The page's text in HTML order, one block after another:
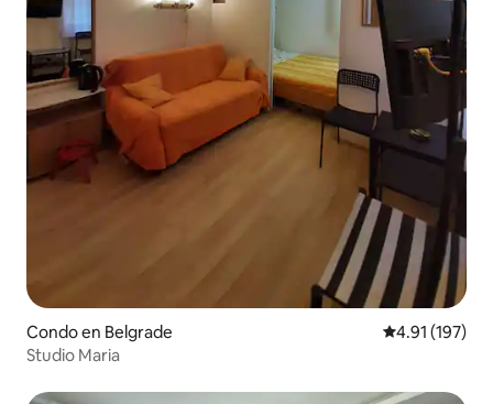
Condo en Belgrade Calificación
4.91 (197)
Studio Maria